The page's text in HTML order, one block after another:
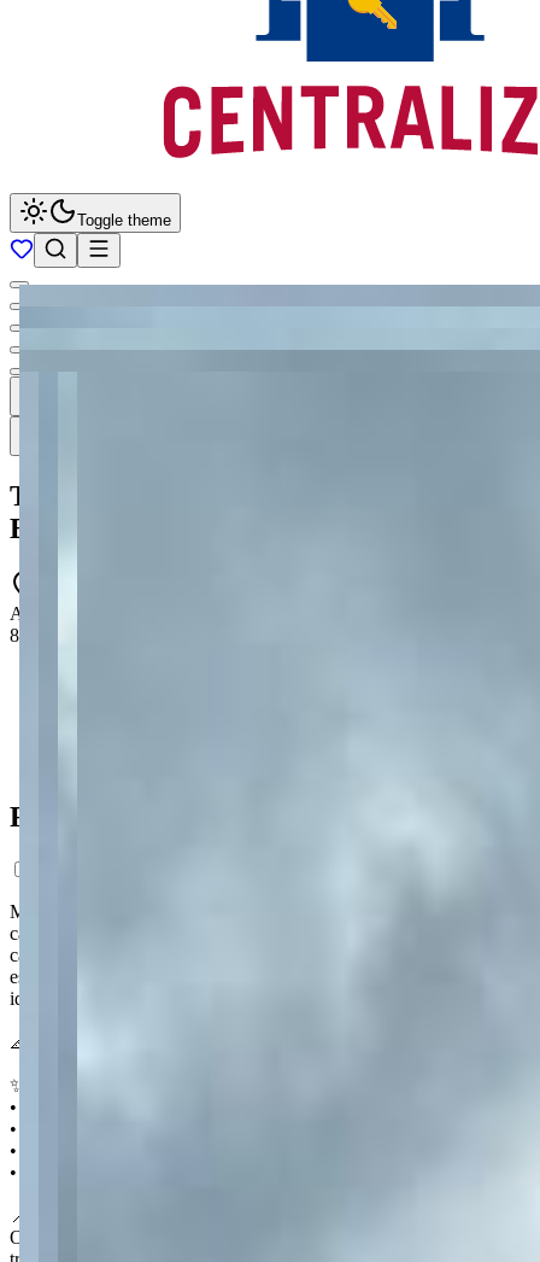
Toggle theme
Terreno à venda no Residencial
Blumengarten, Órfãs - Ponta Grossa
AV ANITA GARIBALDI, 3000 - Órfãs - Ponta Grossa - PR -
84015-050
Ficha do Imóvel
Morar no Residencial Blumengarten é ter lazer completo à porta de
casa: espaço gourmet, fitness, piscinas adulto e infantil, pista de
caminhada e salão de festas fazem parte da rotina de quem escolhe
este terreno de 327 m² no Órfãs. Um convite para construir o projeto
ideal dentro de um condomínio pensado para bem-estar.
📐 327 m²
✨ Destaques
• Espaço gourmet e fitness
• Piscina adulto e infantil
• Pista de caminhada e salão de festas
• Portão eletrônico
📍 No Órfãs
O Órfãs é um bairro nobre de Ponta Grossa, valorizado pela